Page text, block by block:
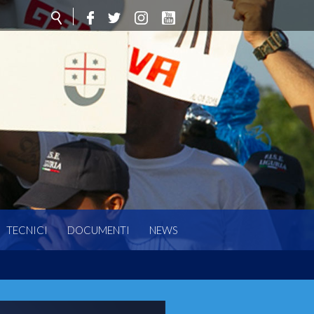
TECNICI DOCUMENTI NEWS